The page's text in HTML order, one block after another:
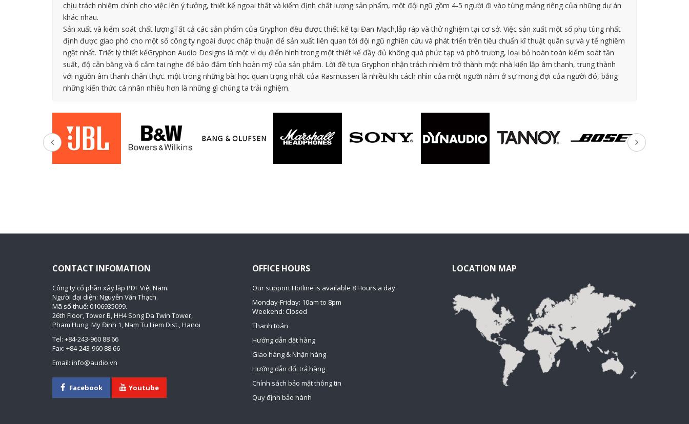
chịu trách nhiệm chính cho việc lên ý tưởng, thiết kế ngoại thất và kiểm định chất lượng sản phẩm, một đội ngũ gồm 4-5 người đi vào từng mảng riêng của những dự án
khác nhau.
Sản xuất và kiểm soát chất lượngTất cả các sản phẩm của Gryphon đều được thiết kế tại Đan Mạch,lắp ráp và thử nghiệm tại cơ sở. Việc sản xuất một số phụ tùng nhất
định được giao phó cho một số công ty ngoài được chấp thuận để sản xuất liên quan tới đội ngũ nghiên cứu và phát triển trên tiêu chuẩn kĩ thuật quân sự và y tế nghiêm
ngặt nhất. Triết lý thiết kếGryphon Audio Designs là một ví dụ điển hình trong một thiết kế đầy đủ không quá phức tạp và phô trương, loại bỏ hoàn toàn kiểm soát tần
suất, độ cân bằng và ổ cắm tai nghe để bảo đảm tính hoàn mỹ của sản phẩm. Lời đề tựa Gryphon nhận trách nhiệm trở thành một nhà kiến lập âm thanh, trung thành
với nguồn âm thanh chân thực. một trong những bài học quan trọng nhất của Rasmussen là nhiều khi cách nhìn của một người nằm ở sự mong đợi của người đó, bằng
những kiến thức cá nhân nhiều hơn là những gì chúng ta trải nghiệm.
CONTACT INFOMATION
Công ty cổ phần xây lắp PDF Việt Nam.
Người đại diện: Nguyễn Văn Thạch.
Mã số thuế: 0106935099.
26th Floor, Tower B, HH4 Song Da Twin Tower,
Pham Hung, My Đinh 1, Nam Tu Liem Dist., Hanoi
Tel: +84-243-960 88 66
Fax: +84-243-960 88 66
Email: info@audio.vn
Facebook Youtube
OFFICE HOURS
Our support Hotline is available 8 Hours a day
Monday-Friday: 10am to 8pm
Weekend: Closed
Thanh toán
Hướng dẫn đặt hàng
Giao hàng & Nhận hàng
Hướng dẫn đổi trả hàng
Chính sách bảo mật thông tin
Quy định bảo hành
LOCATION MAP